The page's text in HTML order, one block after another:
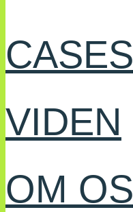
CASES
VIDEN
OM OS